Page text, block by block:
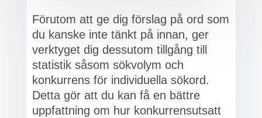
Förutom att ge dig förslag på ord som
du kanske inte tänkt på innan, ger
verktyget dig dessutom tillgång till
statistik såsom sökvolym och
konkurrens för individuella sökord.
Detta gör att du kan få en bättre
uppfattning om hur konkurrensutsatt